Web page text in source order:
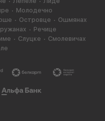
Молодечно
Островце
Ошмянах
Речице
Слуцке
Смолевичах